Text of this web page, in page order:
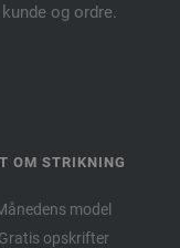
og ordre.
OM STRIKNING
model
Gratis opskrifter